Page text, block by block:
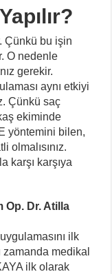
Çünkü bu işin
O nedenle
gerekir.
aynı etkiyi
Çünkü saç
ekiminde
yöntemini bilen,
olmalısınız.
karşı karşıya
Op. Dr. Atilla
ilk
medikal
ilk olarak